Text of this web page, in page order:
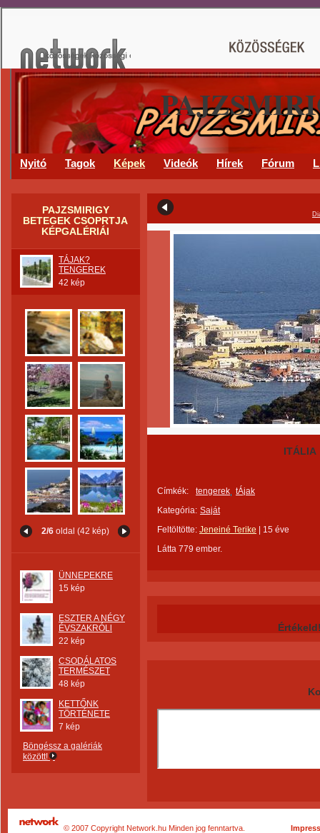
Nyitó Tagok Képek Videók Hírek Fórum
PAJZSMIRIGY
BETEGEK CSOPRTJA
KÉPGALÉRIÁI
TÁJAK?
TENGEREK
42 kép
2/6 oldal (42 kép)
ÜNNEPEKRE
15 kép
ESZTER A NÉGY
ÉVSZAKRÓLl
22 kép
CSODÁLATOS
TERMÉSZET
48 kép
KETTŐNK
TÖRTÉNETE
7 kép
Böngéssz a galériák
között!
ITÁLIA
Címkék: tengerek tÁjak
Kategória: Saját
Feltöltötte: Jeneiné Terike
15 éve
Látta 779 ember.
© 2007 Copyright Network.hu Minden jog fenntartva.